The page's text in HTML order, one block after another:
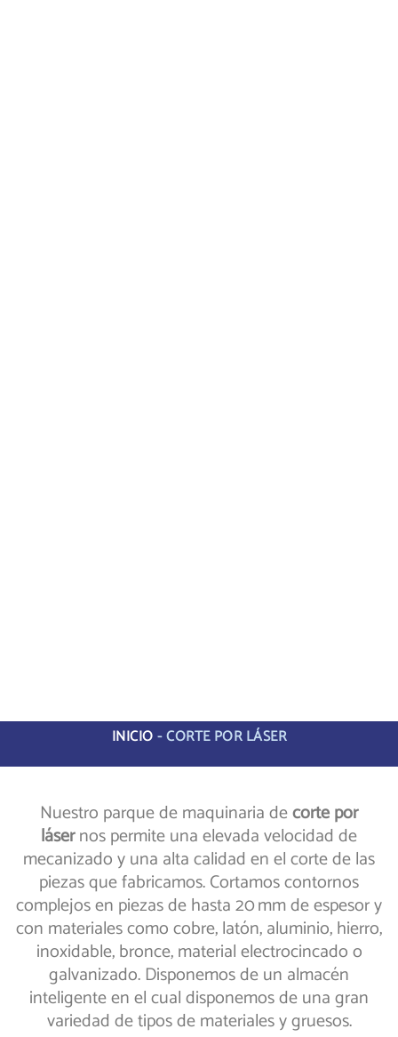
INICIO-CORTE POR LÁSER
Nuestro parque de maquinaria decorte por
lásernos permite una elevada velocidad de
mecanizado y una alta calidad en el corte de las
piezas que fabricamos. Cortamos contornos
complejos en piezas de hasta 20 mm de espesor y
con materiales como cobre, latón, aluminio, hierro,
inoxidable, bronce, material electrocincado o
galvanizado. Disponemos de un almacén
inteligente en el cual disponemos de una gran
variedad de tipos de materiales y gruesos.